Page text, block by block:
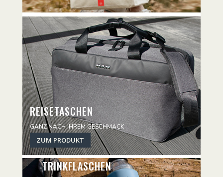
REISETASCHEN
GANZ NACH IHREM GESCHMACK
ZUM PRODUKT
TRINKFLASCHEN